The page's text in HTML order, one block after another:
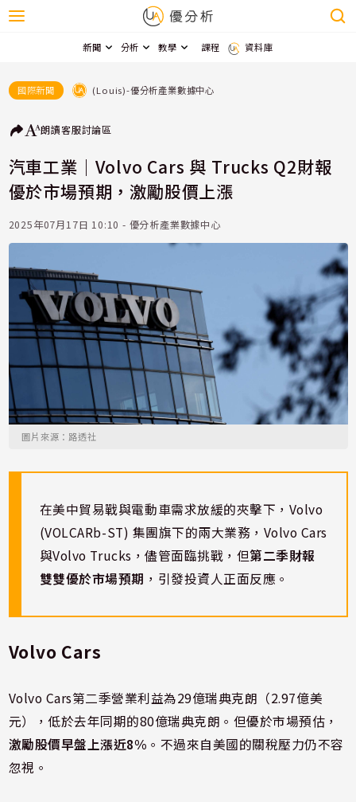
新聞 分析 教學 課程 資料庫
國際新聞 (Louis)-優分析產業數據中心
朗讀客服討論區
汽車工業｜Volvo Cars 與 Trucks Q2財報
優於市場預期，激勵股價上漲
2025年07月17日 10:10 - 優分析產業數據中心
圖片來源：路透社
在美中貿易戰與電動車需求放緩的夾擊下，Volvo
(VOLCARb-ST) 集團旗下的兩大業務，Volvo Cars
與Volvo Trucks，儘管面臨挑戰，但第二季財報
雙雙優於市場預期 ，引發投資人正面反應。
Volvo Cars
Volvo Cars第二季營業利益為29億瑞典克朗（2.97億美
元），低於去年同期的80億瑞典克朗。但優於市場預估，
激勵股價早盤上漲近8% 。不過來自美國的關稅壓力仍不容
忽視。